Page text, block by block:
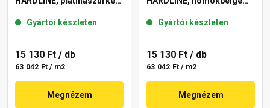
Gyártói készleten
15 130 Ft / db
63 042 Ft / m2
Megnézem
Gyártói készleten
15 130 Ft / db
63 042 Ft / m2
Megnézem